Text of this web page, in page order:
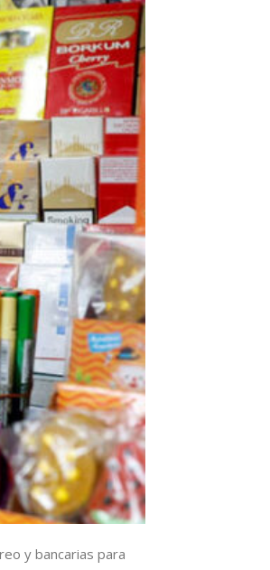
y bancarias para